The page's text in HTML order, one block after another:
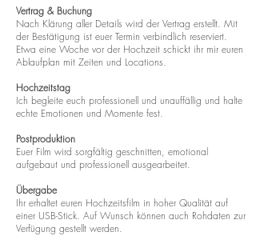
Vertrag & Buchung
Nach Klärung aller Details wird der Vertrag erstellt. Mit
der Bestätigung ist euer Termin verbindlich reserviert.
Etwa eine Woche vor der Hochzeit schickt ihr mir euren
Ablaufplan mit Zeiten und Locations.
Hochzeitstag
Ich begleite euch professionell und unauffällig und halte
echte Emotionen und Momente fest.
Postproduktion
Euer Film wird sorgfältig geschnitten, emotional
aufgebaut und professionell ausgearbeitet.
Übergabe
Ihr erhaltet euren Hochzeitsfilm in hoher Qualität auf
einer USB-Stick. Auf Wunsch können auch Rohdaten zur
Verfügung gestellt werden.